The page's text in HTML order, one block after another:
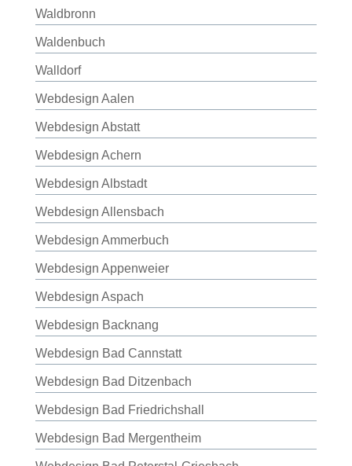
Waldbronn
Waldenbuch
Walldorf
Webdesign Aalen
Webdesign Abstatt
Webdesign Achern
Webdesign Albstadt
Webdesign Allensbach
Webdesign Ammerbuch
Webdesign Appenweier
Webdesign Aspach
Webdesign Backnang
Webdesign Bad Cannstatt
Webdesign Bad Ditzenbach
Webdesign Bad Friedrichshall
Webdesign Bad Mergentheim